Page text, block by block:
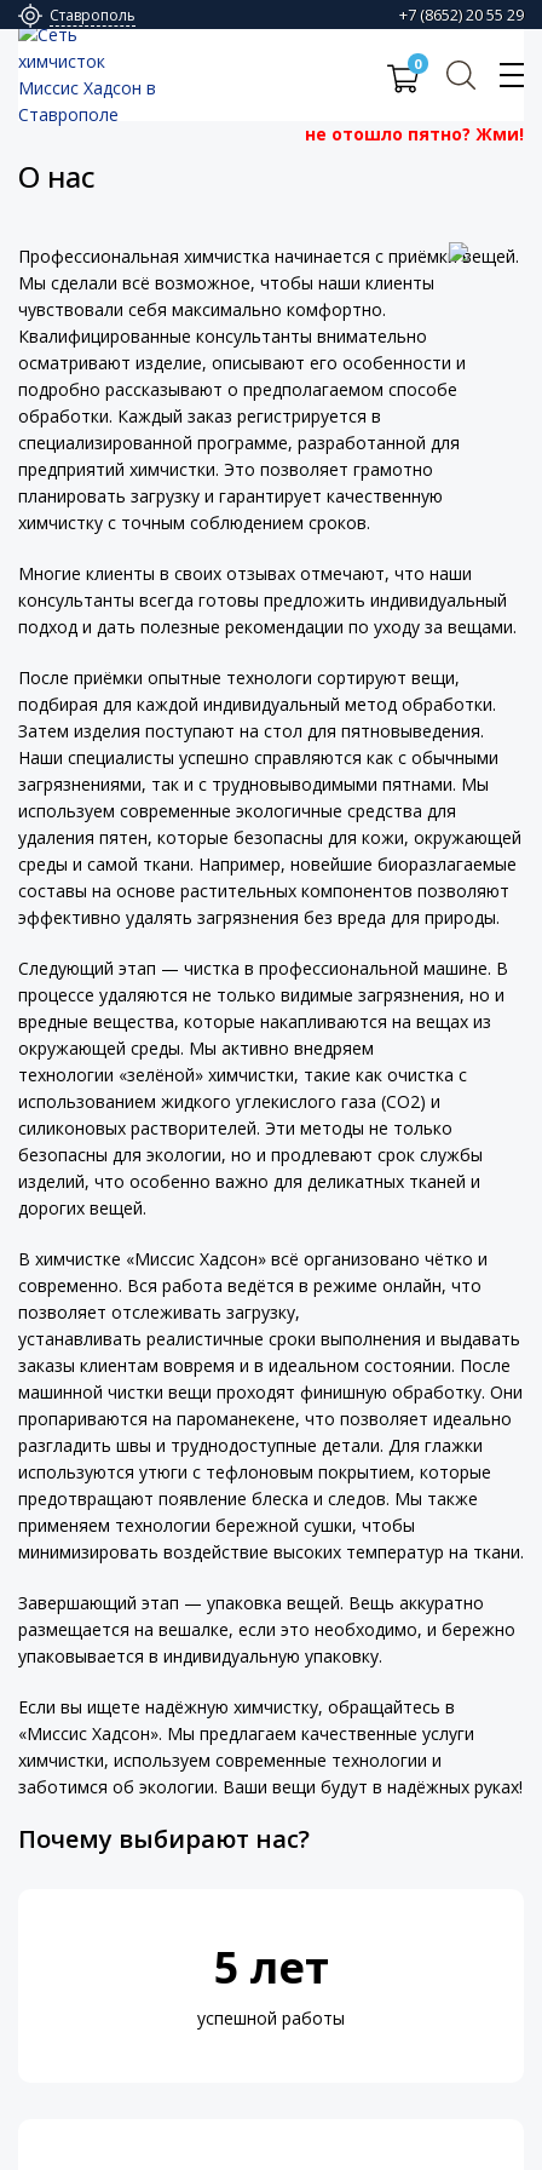
+7 (8652) 20 55 29
Ставрополь
0
не отошло пятно? Жми!
О нас
Профессиональная химчистка начинается с приёмки вещей.
Мы сделали всё возможное, чтобы наши клиенты
чувствовали себя максимально комфортно.
Квалифицированные консультанты внимательно
осматривают изделие, описывают его особенности и
подробно рассказывают о предполагаемом способе
обработки. Каждый заказ регистрируется в
специализированной программе, разработанной для
предприятий химчистки. Это позволяет грамотно
планировать загрузку и гарантирует качественную
химчистку с точным соблюдением сроков.
Многие клиенты в своих отзывах отмечают, что наши
консультанты всегда готовы предложить индивидуальный
подход и дать полезные рекомендации по уходу за вещами.
После приёмки опытные технологи сортируют вещи,
подбирая для каждой индивидуальный метод обработки.
Затем изделия поступают на стол для пятновыведения.
Наши специалисты успешно справляются как с обычными
загрязнениями, так и с трудновыводимыми пятнами. Мы
используем современные экологичные средства для
удаления пятен, которые безопасны для кожи, окружающей
среды и самой ткани. Например, новейшие биоразлагаемые
составы на основе растительных компонентов позволяют
эффективно удалять загрязнения без вреда для природы.
Следующий этап — чистка в профессиональной машине. В
процессе удаляются не только видимые загрязнения, но и
вредные вещества, которые накапливаются на вещах из
окружающей среды. Мы активно внедряем
технологии «зелёной» химчистки, такие как очистка с
использованием жидкого углекислого газа (CO2) и
силиконовых растворителей. Эти методы не только
безопасны для экологии, но и продлевают срок службы
изделий, что особенно важно для деликатных тканей и
дорогих вещей.
В химчистке «Миссис Хадсон» всё организовано чётко и
современно. Вся работа ведётся в режиме онлайн, что
позволяет отслеживать загрузку,
устанавливать реалистичные сроки выполнения и выдавать
заказы клиентам вовремя и в идеальном состоянии. После
машинной чистки вещи проходят финишную обработку. Они
пропариваются на пароманекене, что позволяет идеально
разгладить швы и труднодоступные детали. Для глажки
используются утюги с тефлоновым покрытием, которые
предотвращают появление блеска и следов. Мы также
применяем технологии бережной сушки, чтобы
минимизировать воздействие высоких температур на ткани.
Завершающий этап — упаковка вещей. Вещь аккуратно
размещается на вешалке, если это необходимо, и бережно
упаковывается в индивидуальную упаковку.
Если вы ищете надёжную химчистку, обращайтесь в
«Миссис Хадсон». Мы предлагаем качественные услуги
химчистки, используем современные технологии и
заботимся об экологии. Ваши вещи будут в надёжных руках!
Почему выбирают нас?
5 лет
успешной работы